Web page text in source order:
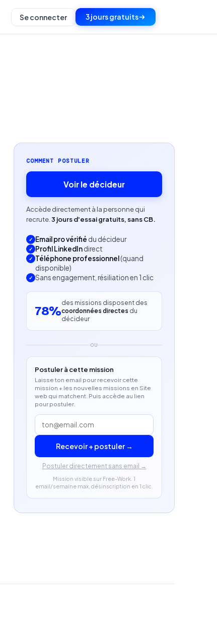
Se connecter 3 jours gratuits
COMMENT POSTULER
Voir le décideur
Accède directement à la personne qui
recrute. 3 jours d'essai gratuits, sans CB.
Email pro vérifié du décideur
Profil LinkedIndirect
Téléphone professionnel(quand
disponible)
Sans engagement, résiliation en 1 clic
78%
des missions disposent des
coordonnées directes du
décideur
OU
Postuler à cette mission
Laisse ton email pour recevoir cette
mission + les nouvelles missions en Site
web qui matchent. Puis accède au lien
pour postuler.
Recevoir + postuler →
Postuler directement sans email →
Mission visible sur Free-Work. 1
email/semaine max, désinscription en 1 clic.